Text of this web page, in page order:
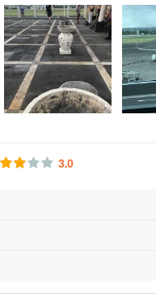
3.0